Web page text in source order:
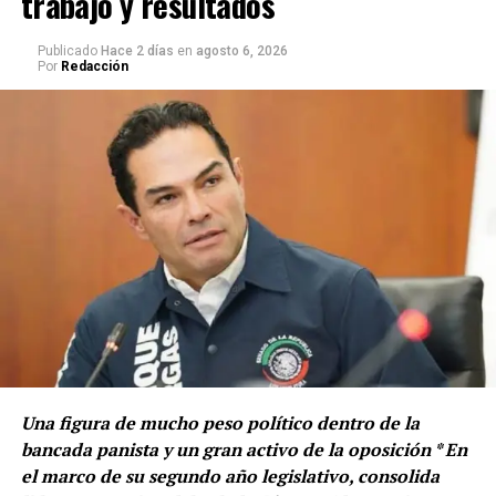
Tras concluir la votación, Enrique Vargas afirma que,
pese a la aprobación de Morena y sus aliados, los
senadores del PAN continuarán denunciando lo que
calificó como iniciativas autoritarias.
Publicado Hace 2 días en agosto 6, 2026
Por Redacción
Una figura de mucho peso político dentro de la
bancada panista y un gran activo de la oposición * En
el marco de su segundo año legislativo, consolida